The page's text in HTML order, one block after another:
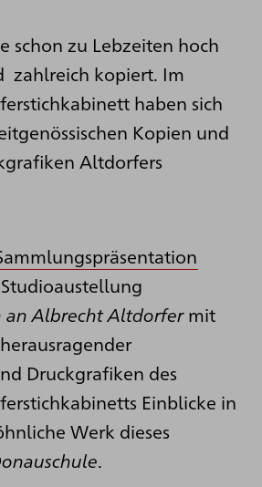
schon zu Lebzeiten hoch
zahlreich kopiert. Im
haben sich
Kopien und
Altdorfers
an Albrecht Altdorfermit
Druckgrafiken des
Einblicke in
Werk dieses
.